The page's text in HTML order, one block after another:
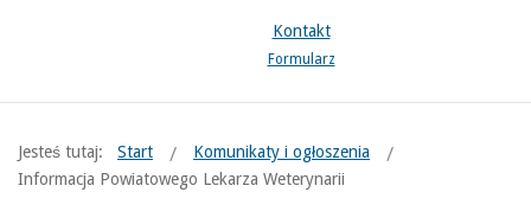
Kontakt
Formularz
Jesteś tutaj: Start
Komunikaty i ogłoszenia
Informacja Powiatowego Lekarza Weterynarii